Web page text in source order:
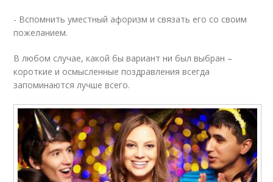
- Вспомнить уместный афоризм и связать его со своим
пожеланием.
В любом случае, какой бы вариант ни был выбран –
короткие и осмысленные поздравления всегда
запоминаются лучше всего.